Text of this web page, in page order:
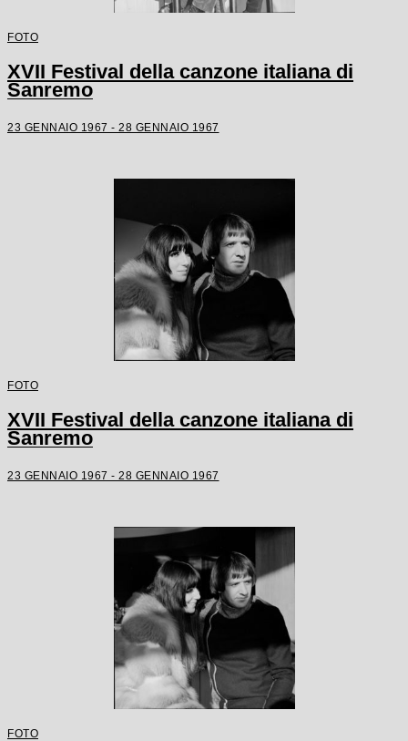
FOTO
XVII Festival della canzone italiana di
Sanremo
23 GENNAIO 1967 - 28 GENNAIO 1967
FOTO
XVII Festival della canzone italiana di
Sanremo
23 GENNAIO 1967 - 28 GENNAIO 1967
FOTO